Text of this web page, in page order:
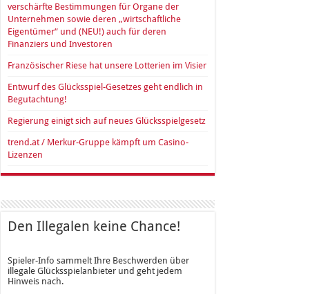
verschärfte Bestimmungen für Organe der
Unternehmen sowie deren „wirtschaftliche
Eigentümer“ und (NEU!) auch für deren
Finanziers und Investoren
Französischer Riese hat unsere Lotterien im Visier
Entwurf des Glücksspiel-Gesetzes geht endlich in
Begutachtung!
Regierung einigt sich auf neues Glücksspielgesetz
trend.at / Merkur-Gruppe kämpft um Casino-
Lizenzen
Den Illegalen keine Chance!
Spieler-Info sammelt Ihre Beschwerden über
illegale Glücksspielanbieter und geht jedem
Hinweis nach.